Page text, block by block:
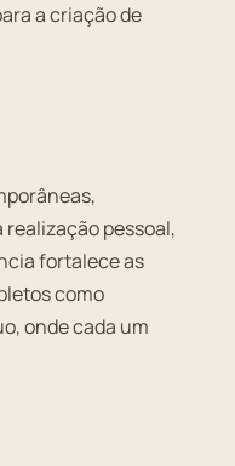
a criação de
pessoal,
fortalece as
como
onde cada um